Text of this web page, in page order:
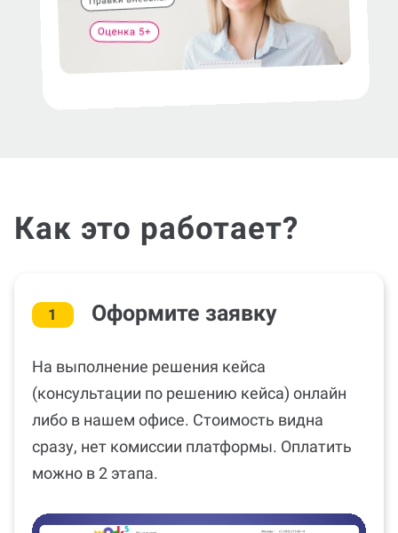
Как это работает?
1 Оформите заявку
На выполнение решения кейса
(консультации по решению кейса) онлайн
либо в нашем офисе. Стоимость видна
сразу, нет комиссии платформы. Оплатить
можно в 2 этапа.